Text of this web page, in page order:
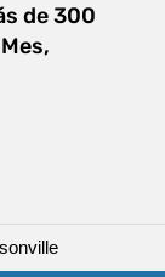
de 300